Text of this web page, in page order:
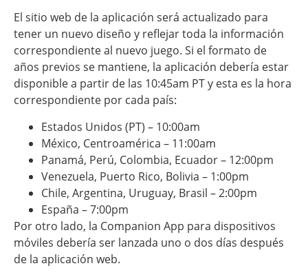
El sitio web de la aplicación será actualizado para
tener un nuevo diseño y reflejar toda la información
correspondiente al nuevo juego. Si el formato de
años previos se mantiene, la aplicación debería estar
disponible a partir de las 10:45am PT y esta es la hora
correspondiente por cada país:
Estados Unidos (PT) – 10:00am
México, Centroamérica – 11:00am
Panamá, Perú, Colombia, Ecuador – 12:00pm
Venezuela, Puerto Rico, Bolivia – 1:00pm
Chile, Argentina, Uruguay, Brasil – 2:00pm
España – 7:00pm
Por otro lado, la Companion App para dispositivos
móviles debería ser lanzada uno o dos días después
de la aplicación web.